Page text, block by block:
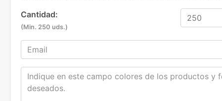
Cantidad:
(Min. 250 uds.)